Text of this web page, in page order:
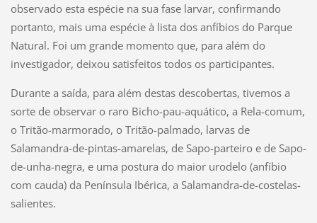
observado esta espécie na sua fase larvar, confirmando
portanto, mais uma espécie à lista dos anfíbios do Parque
Natural. Foi um grande momento que, para além do
investigador, deixou satisfeitos todos os participantes.
Durante a saída, para além destas descobertas, tivemos a
sorte de observar o raro Bicho-pau-aquático, a Rela-comum,
o Tritão-marmorado, o Tritão-palmado, larvas de
Salamandra-de-pintas-amarelas, de Sapo-parteiro e de Sapo-
de-unha-negra, e uma postura do maior urodelo (anfíbio
com cauda) da Península Ibérica, a Salamandra-de-costelas-
salientes.